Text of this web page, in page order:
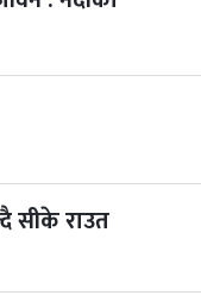
७ महिना बाँकी
सीके राउत